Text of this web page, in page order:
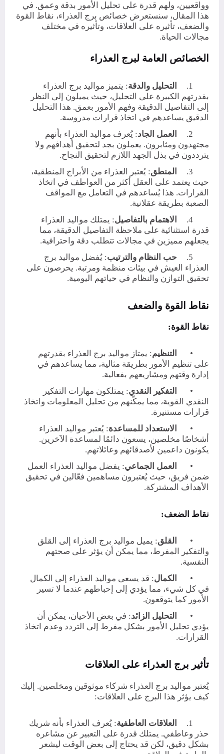
وواقعيين، ولهم قدرة على تحليل الأمور بدقة وعمق. في
هذا المقال، سنستعرض خصائص برج العذراء، نقاط القوة
والضعف، تأثيره على العلاقات، وتأثيره في مختلف
مجالات الحياة.
الخصائص العامة لبرج العذراء
1. التحليل والدقة: يتميز مواليد برج العذراء
بقدرتهم الكبيرة على التحليل، حيث يميلون إلى النظر
إلى التفاصيل الدقيقة وفهم الأمور بعمق. هذا التحليل
الدقيق يساعدهم في اتخاذ قرارات مدروسة.
2.
العمل الجاد: يُعرف مواليد العذراء بأنهم
مجتهدون ومثابرون. يعملون بجد لتحقيق أهدافهم ولا
يترددون في بذل الجهد اللازم لتحقيق النجاح.
3.
المنطق: يُعتبر العذراء من الأبراج المنطقية،
حيث يعتمد على العقل أكثر من العواطف في اتخاذ
القرارات. هذا يُساعدهم في التعامل مع المواقف
الصعبة بطريقة عقلانية.
4.
الاهتمام بالتفاصيل: يمتلك مواليد العذراء
قدرة استثنائية على ملاحظة التفاصيل الدقيقة، مما
يجعلهم مميزين في مجالات تتطلب دقة واحترافية.
5.
حب النظام والترتيب: يُفضل مواليد برج
العذراء العيش في بيئات منظمة ومرتبة. يحرصون على
تحقيق التوازن والنظام في حياتهم اليومية.
نقاط القوة والضعف
نقاط القوة:
• التنظيم: يمتاز مواليد برج العذراء بقدرتهم
على تنظيم الأمور بطريقة مثالية، مما يساعدهم في
إدارة وقتهم ومشاريعهم بفعالية.
•
التفكير النقدي: يمتلكون مهارات التفكير
النقدي القوية، مما يمكّنهم من تحليل المعلومات واتخاذ
قرارات مستنيرة.
•
الاستعداد للمساعدة: يُعتبر مواليد العذراء
أشخاصًا مخلصين، يسعون دائمًا لمساعدة الآخرين.
يكونون داعمين لأصدقائهم وعائلاتهم.
•
العمل الجماعي: يفضل مواليد العذراء العمل
ضمن فريق، حيث يُعتبرون مساهمين فعّالين في تحقيق
الأهداف المشتركة.
نقاط الضعف:
• القلق: يميل مواليد برج العذراء إلى القلق
والتفكير المفرط، مما يمكن أن يؤثر على صحتهم
النفسية.
•
الكمال: قد يسعى مواليد العذراء إلى الكمال
في كل شيء، مما يؤدي إلى إحباطهم عندما لا تسير
الأمور كما يتوقعون.
•
التحليل الزائد: في بعض الأحيان، يمكن أن
يؤدي تحليل الأمور بشكل مفرط إلى التردد وعدم اتخاذ
القرارات.
تأثير برج العذراء على العلاقات
يُعتبر مواليد برج العذراء شركاء موثوقين ومخلصين. إليك
كيف يؤثر هذا البرج على العلاقات:
1. العلاقات العاطفية: يُعرف العذراء بأنه شريك
حذر وعاطفي. يمتلك قدرة على التعبير عن مشاعره
بشكل دقيق، لكن قد يحتاج إلى بعض الوقت ليشعر